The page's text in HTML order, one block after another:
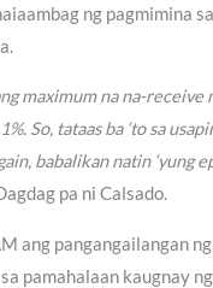
ng pagmimina
maximum na na-receive
So, tataas ba ‘to sa
babalikan natin ‘yung
pa ni Calsado.
ang pangangailangan
pamahalaan kaugnay